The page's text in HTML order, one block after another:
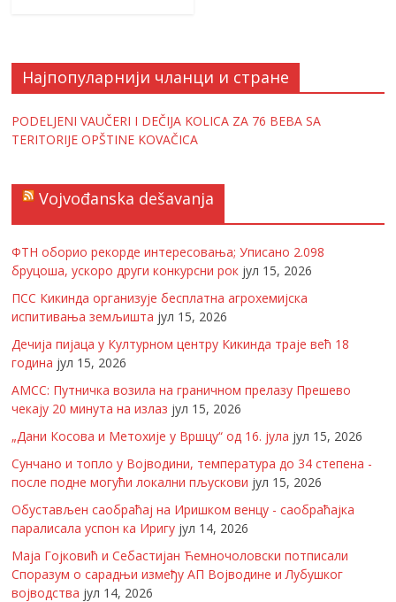
Најпопуларнији чланци и стране
PODELJENI VAUČERI I DEČIJA KOLICA ZA 76 BEBA SA
TERITORIJE OPŠTINE KOVAČICA
Vojvođanska dešavanja
ФТН оборио рекорде интересовања; Уписано 2.098
бруцоша, ускоро други конкурсни рок јул 15, 2026
ПСС Кикинда организује бесплатна агрохемијска
испитивања земљишта јул 15, 2026
Дечија пијаца у Културном центру Кикинда траје већ 18
година јул 15, 2026
АМСС: Путничка возила на граничном прелазу Прешево
чекају 20 минута на излаз јул 15, 2026
„Дани Косова и Метохије у Вршцу“ од 16. јула јул 15, 2026
Сунчано и топло у Војводини, температура до 34 степена -
после подне могући локални пљускови јул 15, 2026
Обустављен саобраћај на Иришком венцу - саобраћајка
паралисала успон ка Иригу јул 14, 2026
Маја Гојковић и Себастијан Ћемночоловски потписали
Споразум о сарадњи између АП Војводине и Лубушког
војводства јул 14, 2026